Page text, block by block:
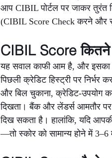
आप CIBIL पोर्टल पर जाकर तुरंत
(CIBIL Score Check करने और
CIBIL Score कितने
यह सवाल काफी आम है, और इसका
पिछली क्रेडिट हिस्ट्री पर
और बिल चुकाना, क्रेडिट-उपयोग
दिखता। बैंक और लेंडर्स आमतौर
दिख सकता है। हालांकि, यदि
—तो स्कोर को सामान्य होने में